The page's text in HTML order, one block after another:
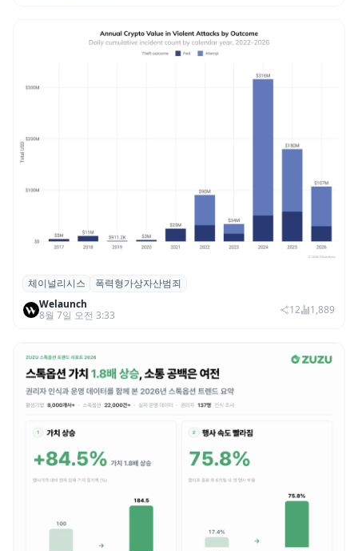
체이널리시스 “가상자산 보유자 대상 폭력
범죄 증가…상반기 탈취액 3000만 달러 돌파
체이널리시스
폭력형가상자산범죄
Welaunch
8월 7일 오전 3:33
12 1,889